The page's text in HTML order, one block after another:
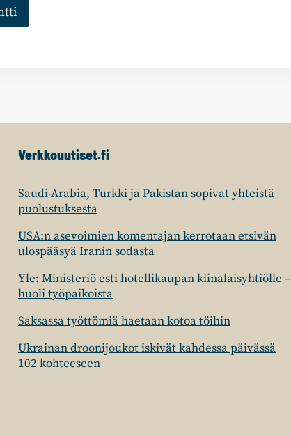
Verkkouutiset.fi
Saudi-Arabia, Turkki ja Pakistan sopivat yhteistä
puolustuksesta
USA:n asevoimien komentajan kerrotaan etsivän
ulospääsyä Iranin sodasta
Yle: Ministeriö esti hotellikaupan kiinalaisyhtiölle –
huoli työpaikoista
Saksassa työttömiä haetaan kotoa töihin
Ukrainan droonijoukot iskivät kahdessa päivässä
102 kohteeseen